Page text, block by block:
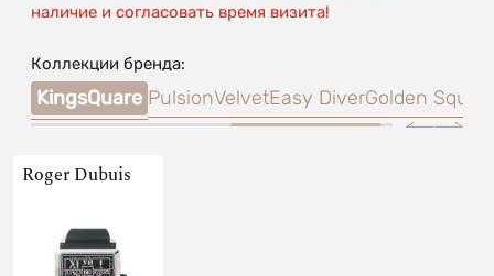
наличие и согласовать время визита!
Коллекции бренда:
KingsQuare PulsionVelvetEasy DiverGolden
Roger Dubuis